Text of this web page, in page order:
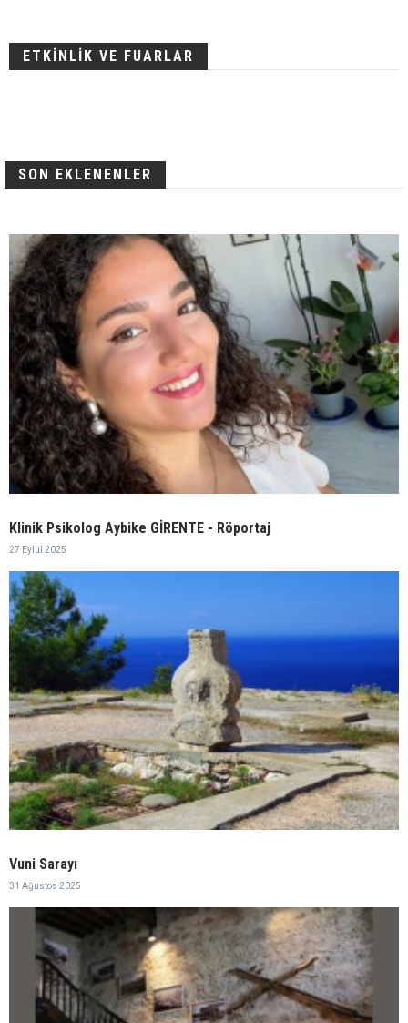
ETKİNLİK VE FUARLAR
SON EKLENENLER
Klinik Psikolog Aybike GİRENTE - Röportaj
27 Eylül 2025
Vuni Sarayı
31 Ağustos 2025